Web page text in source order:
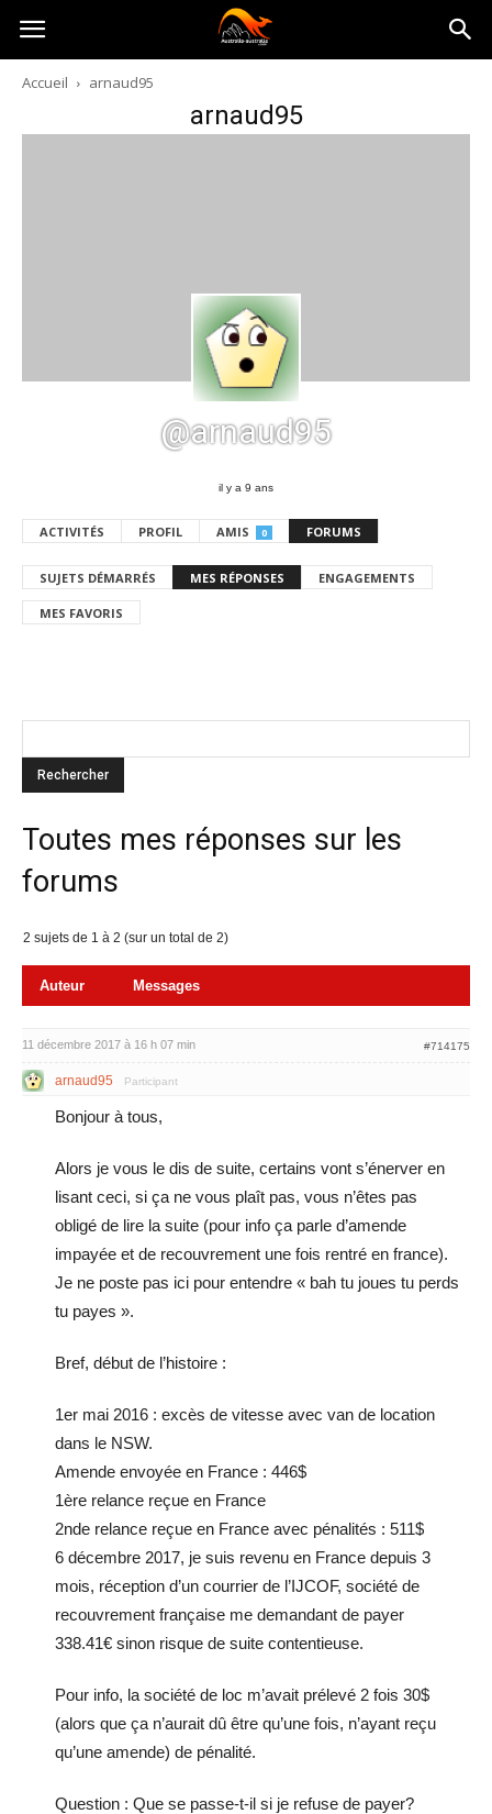
Australia-
australie.com
Accueil arnaud95
arnaud95
@arnaud95
il y a 9 ans
ACTIVITÉS PROFIL AMIS 0 FORUMS
SUJETS DÉMARRÉS MES RÉPONSES ENGAGEMENTS
MES FAVORIS
Toutes mes réponses sur les
forums
2 sujets de 1 à 2 (sur un total de 2)
Auteur Messages
11 décembre 2017 à 16 h 07 min #714175
arnaud95 Participant
Bonjour à tous,
Alors je vous le dis de suite, certains vont s’énerver en
lisant ceci, si ça ne vous plaît pas, vous n’êtes pas
obligé de lire la suite (pour info ça parle d’amende
impayée et de recouvrement une fois rentré en france).
Je ne poste pas ici pour entendre « bah tu joues tu perds
tu payes ».
Bref, début de l’histoire :
1er mai 2016 : excès de vitesse avec van de location
dans le NSW.
Amende envoyée en France : 446$
1ère relance reçue en France
2nde relance reçue en France avec pénalités : 511$
6 décembre 2017, je suis revenu en France depuis 3
mois, réception d’un courrier de l’IJCOF, société de
recouvrement française me demandant de payer
338.41€ sinon risque de suite contentieuse.
Pour info, la société de loc m’avait prélevé 2 fois 30$
(alors que ça n’aurait dû être qu’une fois, n’ayant reçu
qu’une amende) de pénalité.
Question : Que se passe-t-il si je refuse de payer?